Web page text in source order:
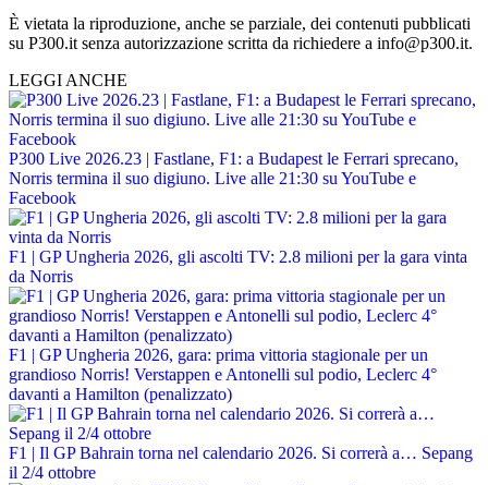
È vietata la riproduzione, anche se parziale, dei contenuti pubblicati
su P300.it senza autorizzazione scritta da richiedere a info@p300.it.
LEGGI ANCHE
P300 Live 2026.23 | Fastlane, F1: a Budapest le Ferrari sprecano,
Norris termina il suo digiuno. Live alle 21:30 su YouTube e
Facebook
F1 | GP Ungheria 2026, gli ascolti TV: 2.8 milioni per la gara vinta
da Norris
F1 | GP Ungheria 2026, gara: prima vittoria stagionale per un
grandioso Norris! Verstappen e Antonelli sul podio, Leclerc 4°
davanti a Hamilton (penalizzato)
F1 | Il GP Bahrain torna nel calendario 2026. Si correrà a… Sepang
il 2/4 ottobre